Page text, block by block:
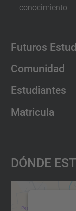
conocimiento
Futuros
Comunidad
Estudiantes
Matricula
Dónde